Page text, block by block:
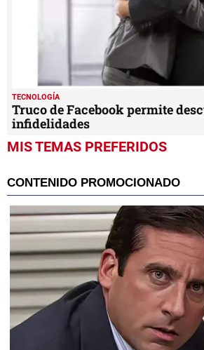
TECNOLOGÍA
Truco de Facebook permite
infidelidades
MIS TEMAS PREFERIDOS